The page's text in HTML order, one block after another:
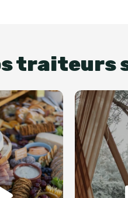
traiteurs